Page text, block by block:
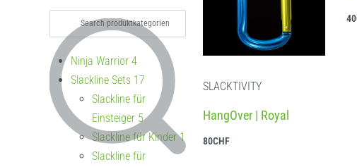
Ninja Warrior 4
Slackline Sets 17
Slackline für
Einsteiger 5
Slackline für Kinder 1
Slackline für
SLACKTIVITY
HangOver | Royal
80CHF
40